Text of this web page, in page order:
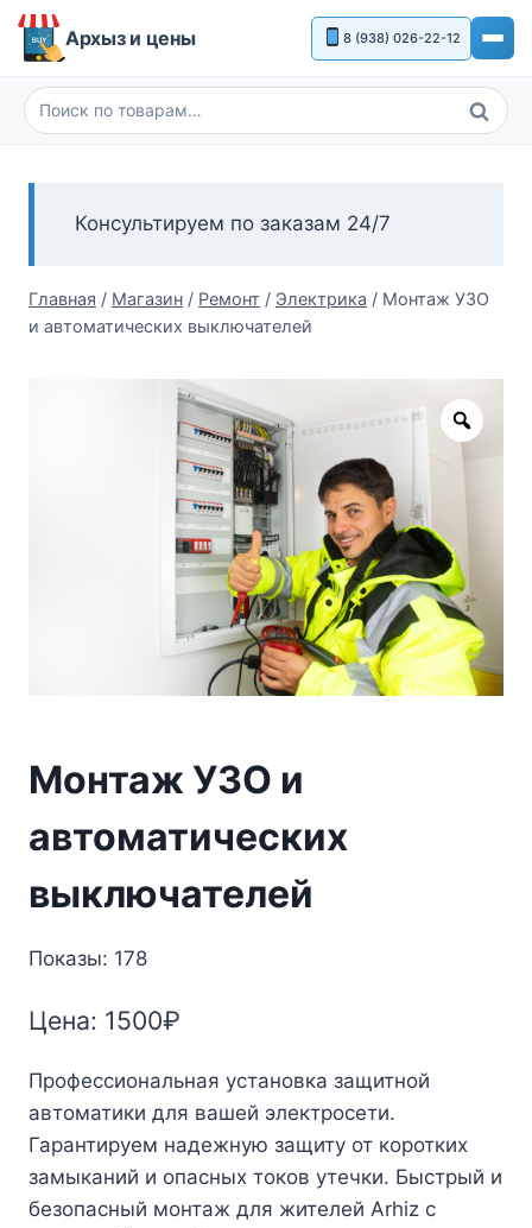
Перейти
Архыз и цены 8 (938) 026-22-12
Искать:
Поиск
Консультируем по заказам 24/7
Главная / Магазин / Ремонт / Электрика / Монтаж УЗО
и автоматических выключателей
Zoom
Монтаж УЗО и
автоматических
выключателей
Показы: 178
Цена: 1500₽
Профессиональная установка защитной
автоматики для вашей электросети.
Гарантируем надежную защиту от коротких
замыканий и опасных токов утечки. Быстрый и
безопасный монтаж для жителей Arhiz с